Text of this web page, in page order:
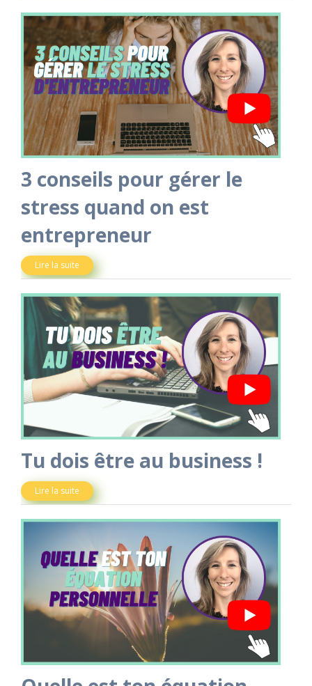
3 conseils pour gérer le
stress quand on est
entrepreneur
Lire la suite
Tu dois être au business !
Lire la suite